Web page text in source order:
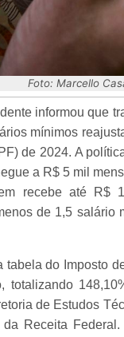
Foto: Marcello
informou que
mínimos
de 2024. A
a R$ 5 mil
recebe até R$
de 1,5
tabela do Imposto
totalizando
de Estudos
Receita